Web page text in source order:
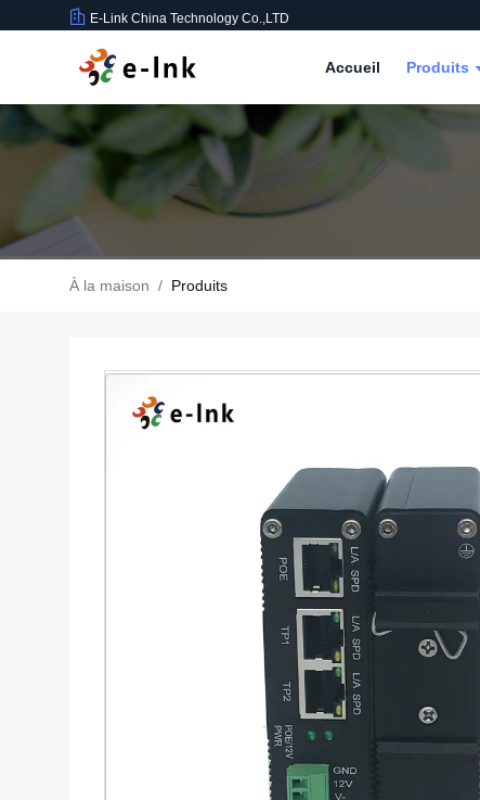
E-Link China Technology Co.,LTD
Accueil Produits
À la maison / Produits